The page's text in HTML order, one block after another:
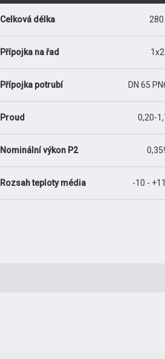
Celková délka
Přípojka na řad
Přípojka potrubí DN 65
Proud 0,20-
Nominální výkon P2
Rozsah teploty média -10 -